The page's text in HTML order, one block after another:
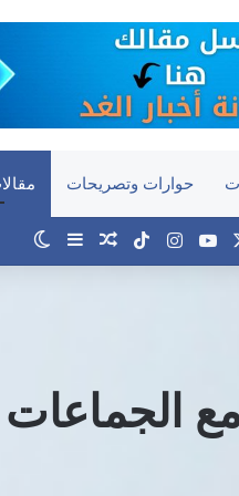
حوارات وتصريحات
‫YouTubeانستقرام
‫TikTokمقال عشوائي
إضافة